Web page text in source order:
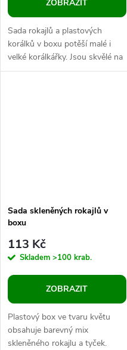
ZOBRAZIT
Sada rokajlů a plastových
korálků v boxu potěší malé i
velké korálkářky. Jsou skvělé na
výrobu náramků a náhrdelníků.
Sada skleněných rokajlů v
boxu
113 Kč
Skladem >100 krab.
ZOBRAZIT
Plastový box ve tvaru květu
obsahuje barevný mix
skleněného rokajlu a tyček.